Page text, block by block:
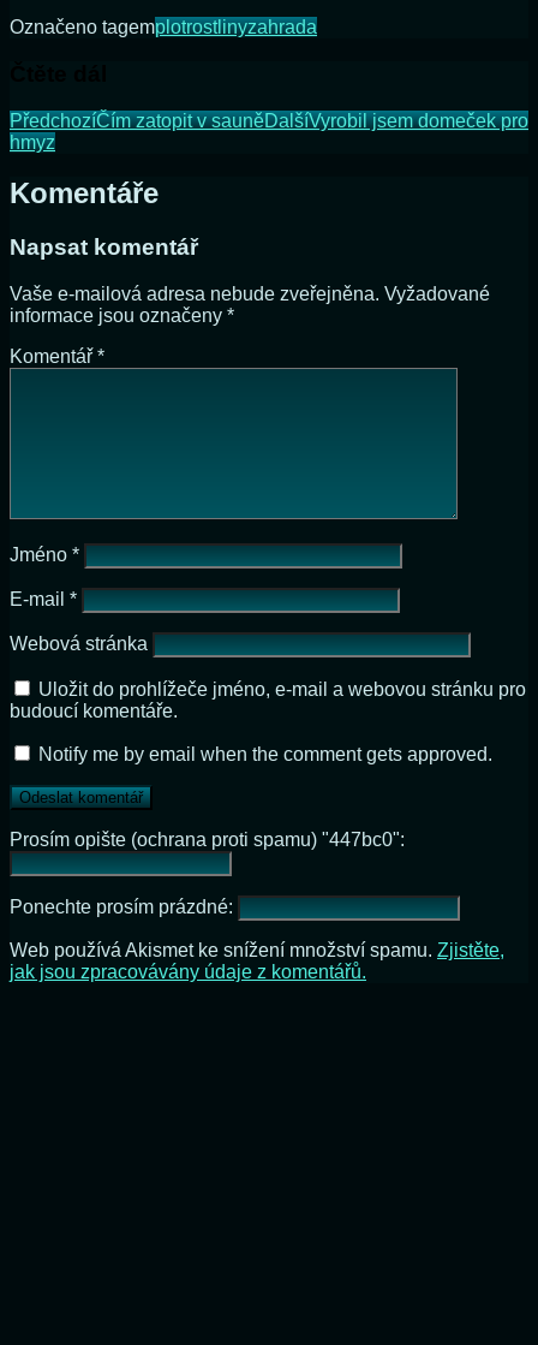
Označeno tagemplotrostlinyzahrada
PředchozíČím zatopit v sauněDalšíVyrobil jsem domeček pro
hmyz
Komentáře
Napsat komentář
Vaše e-mailová adresa nebude zveřejněna. Vyžadované
informace jsou označeny *
Komentář *
Jméno *
E-mail *
Webová stránka
Uložit do prohlížeče jméno, e-mail a webovou stránku pro
budoucí komentáře.
Notify me by email when the comment gets approved.
Prosím opište (ochrana proti spamu) "447bc0":
Ponechte prosím prázdné:
Web používá Akismet ke snížení množství spamu. Zjistěte,
jak jsou zpracovávány údaje z komentářů.